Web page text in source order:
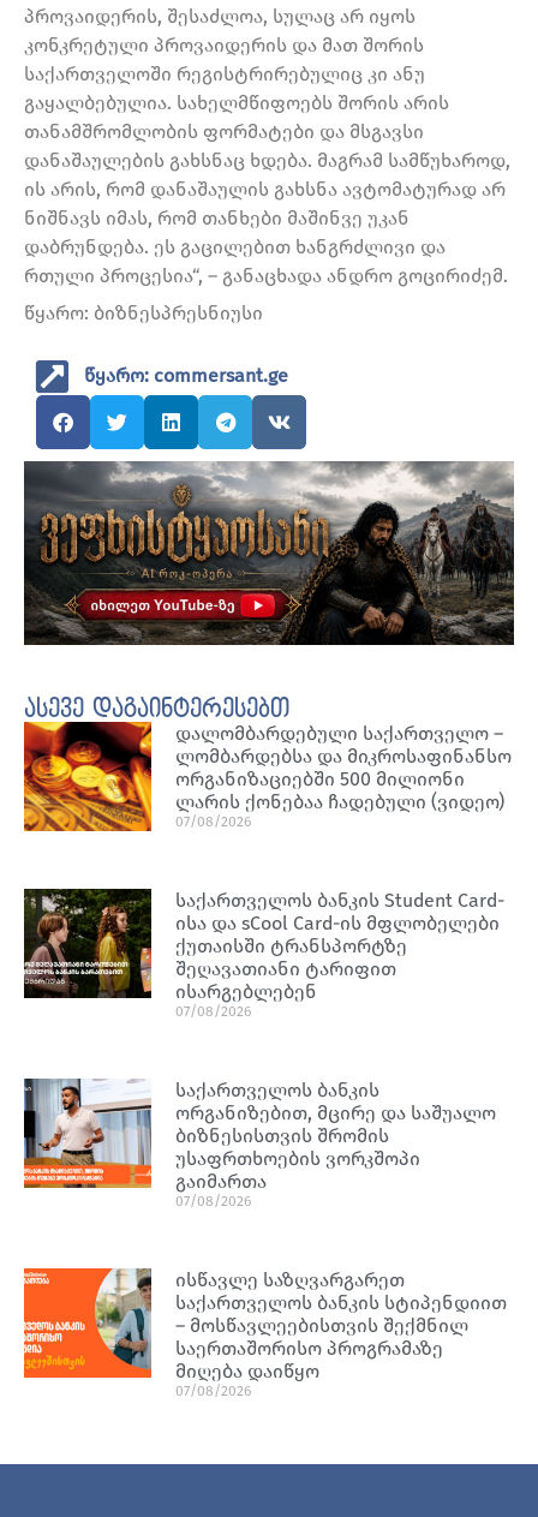
პროვაიდერის, შესაძლოა, სულაც არ იყოს
კონკრეტული პროვაიდერის და მათ შორის
საქართველოში რეგისტრირებულიც კი ანუ
გაყალბებულია. სახელმწიფოებს შორის არის
თანამშრომლობის ფორმატები და მსგავსი
დანაშაულების გახსნაც ხდება. მაგრამ სამწუხაროდ,
ის არის, რომ დანაშაულის გახსნა ავტომატურად არ
ნიშნავს იმას, რომ თანხები მაშინვე უკან
დაბრუნდება. ეს გაცილებით ხანგრძლივი და
რთული პროცესია“, – განაცხადა ანდრო გოცირიძემ.
წყარო: ბიზნესპრესნიუსი
წყარო: commersant.ge
ასევე დაგაინტერესებთ
დალომბარდებული საქართველო –
ლომბარდებსა და მიკროსაფინანსო
ორგანიზაციებში 500 მილიონი
ლარის ქონებაა ჩადებული (ვიდეო)
07/08/2026
საქართველოს ბანკის Student Card-
ისა და sCool Card-ის მფლობელები
ქუთაისში ტრანსპორტზე
შეღავათიანი ტარიფით
ისარგებლებენ
07/08/2026
საქართველოს ბანკის
ორგანიზებით, მცირე და საშუალო
ბიზნესისთვის შრომის
უსაფრთხოების ვორკშოპი
გაიმართა
07/08/2026
ისწავლე საზღვარგარეთ
საქართველოს ბანკის სტიპენდიით
– მოსწავლეებისთვის შექმნილ
საერთაშორისო პროგრამაზე
მიღება დაიწყო
07/08/2026